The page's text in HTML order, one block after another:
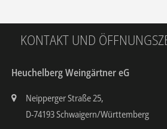
KONTAKT UND
Heuchelberg Weingärtner eG
Neipperger Straße 25,
D-74193 Schwaigern/Württemberg